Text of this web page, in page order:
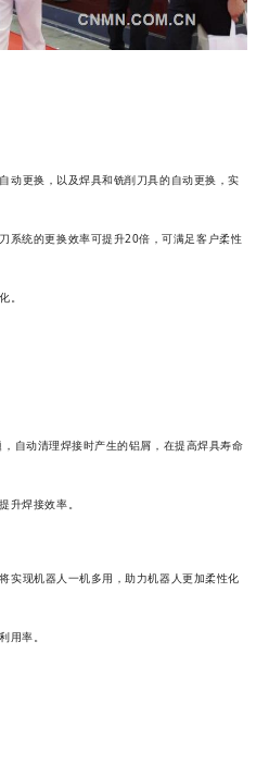
更换，以及焊具和铣削刀具的自动更换，实
系统的更换效率可提升20倍，可满足客户柔性
。
动清理焊接时产生的铝屑，在提高焊具寿命
升焊接效率。
现机器人一机多用，助力机器人更加柔性化
用率。